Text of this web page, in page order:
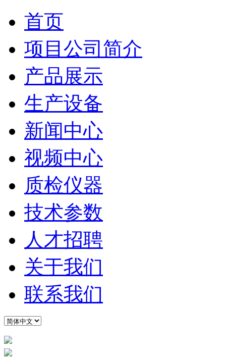
首页
项目公司简介
产品展示
生产设备
新闻中心
视频中心
质检仪器
技术参数
人才招聘
关于我们
联系我们